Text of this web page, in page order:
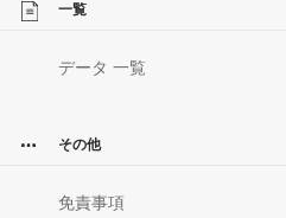
一覧
データ 一覧
その他
免責事項